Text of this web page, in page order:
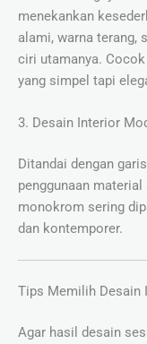
menekankan
alami, warna terang,
ciri utamanya.
yang simpel tapi
3. Desain Interior
Ditandai dengan
penggunaan
monokrom sering
dan kontemporer.
Tips Memilih Desain
Agar hasil desain